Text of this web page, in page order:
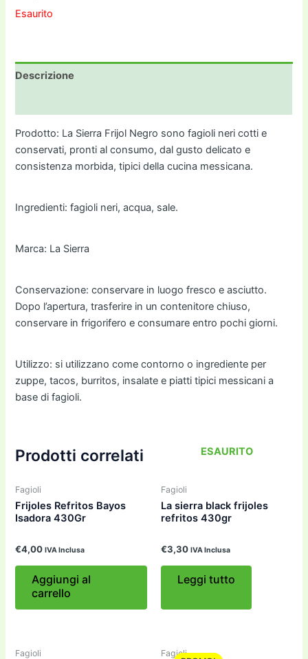
Esaurito
Descrizione
Prodotto: La Sierra Frijol Negro sono fagioli neri cotti e
conservati, pronti al consumo, dal gusto delicato e
consistenza morbida, tipici della cucina messicana.
Ingredienti: fagioli neri, acqua, sale.
Marca: La Sierra
Conservazione: conservare in luogo fresco e asciutto.
Dopo l’apertura, trasferire in un contenitore chiuso,
conservare in frigorifero e consumare entro pochi giorni.
Utilizzo: si utilizzano come contorno o ingrediente per
zuppe, tacos, burritos, insalate e piatti tipici messicani a
base di fagioli.
Prodotti correlati
Fagioli
Frijoles Refritos Bayos
Isadora 430Gr
€4,00 IVA Inclusa
Aggiungi al
carrello
ESAURITO
Fagioli
La sierra black frijoles
refritos 430gr
€3,30 IVA Inclusa
Leggi tutto
Fagioli Fagioli